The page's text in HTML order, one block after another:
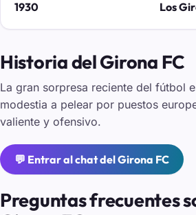
1930 Los
Historia del Girona FC
La gran sorpresa reciente del fútbol
modestia a pelear por puestos
valiente y ofensivo.
💬 Entrar al chat del Girona FC
Preguntas frecuentes